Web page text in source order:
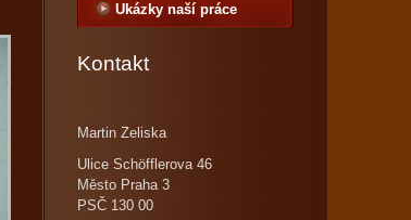
Ukázky naší práce
Kontakt
Martin Zeliska
Ulice Schöfflerova 46
Město Praha 3
PSČ 130 00